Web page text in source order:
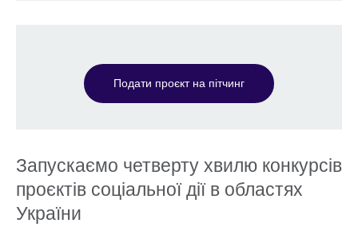
Подати проєкт на пітчинг
Запускаємо четверту хвилю конкурсів
проєктів соціальної дії в областях
України